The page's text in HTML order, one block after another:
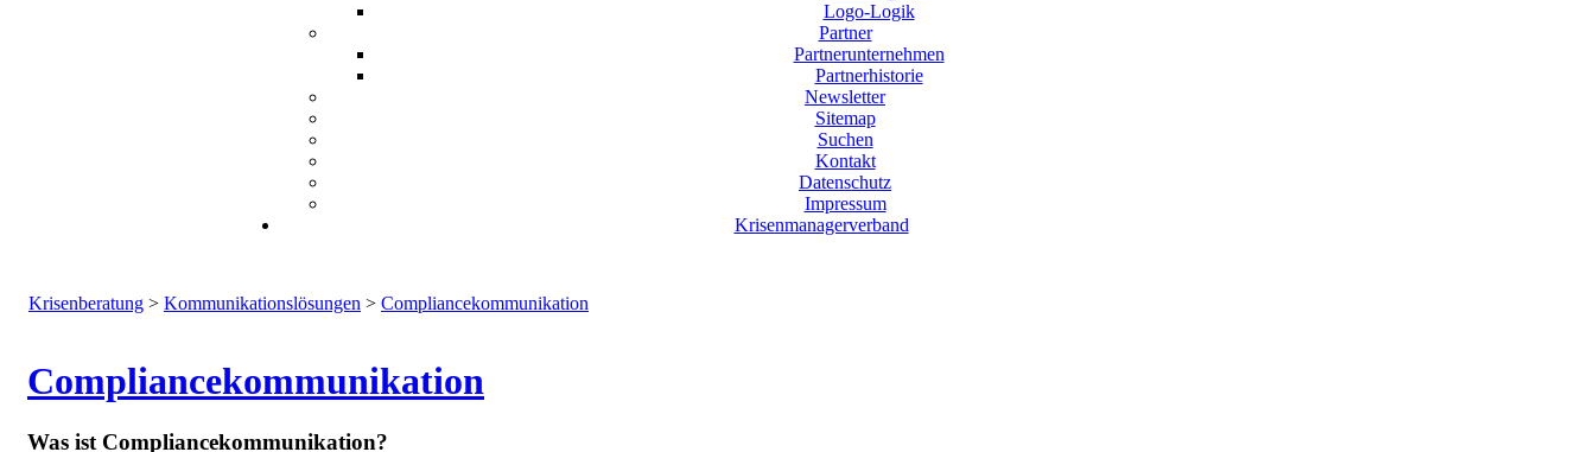
Logo-Logik
Partner
Partnerunternehmen
Partnerhistorie
Newsletter
Sitemap
Suchen
Kontakt
Datenschutz
Impressum
Krisenmanagerverband
Krisenberatung > Kommunikationslösungen > Compliancekommunikation
Compliancekommunikation
Was ist Compliancekommunikation?